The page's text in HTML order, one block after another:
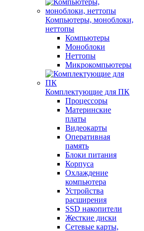
Компьютеры, моноблоки,
неттопы
Компьютеры
Моноблоки
Неттопы
Микрокомпьютеры
Комплектующие для ПК
Процессоры
Материнские
платы
Видеокарты
Оперативная
память
Блоки питания
Корпуса
Охлаждение
компьютера
Устройства
расширения
SSD накопители
Жесткие диски
Сетевые карты,